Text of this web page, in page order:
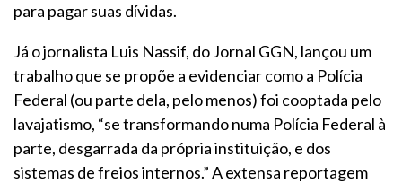
para pagar suas dívidas.
Já o jornalista Luis Nassif, do Jornal GGN, lançou um
trabalho que se propõe a evidenciar como a Polícia
Federal (ou parte dela, pelo menos) foi cooptada pelo
lavajatismo, “se transformando numa Polícia Federal à
parte, desgarrada da própria instituição, e dos
sistemas de freios internos.” A extensa reportagem